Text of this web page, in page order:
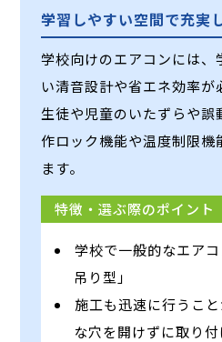
学習しやすい空間で充実
学校向けのエアコンには、
い清音設計や省エネ効率が
生徒や児童のいたずらや
作ロック機能や温度制限機
ます。
特徴・選ぶ際のポイント
学校で一般的なエア
吊り型」
施工も迅速に行うこ
な穴を開けずに取り